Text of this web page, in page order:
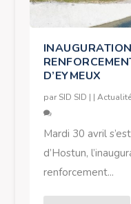
D’EYMEUX
parSID SID | |
Mardi 30 avril
d’Hostun,
renforcement...